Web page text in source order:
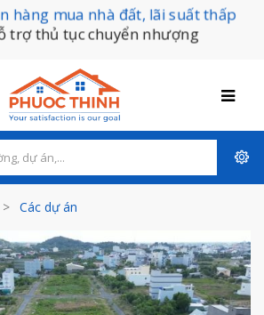
hàng mua nhà đất, lãi suất thấp
trợ thủ tục chuyển nhượng
Các dự án